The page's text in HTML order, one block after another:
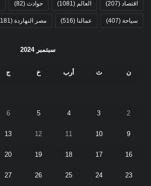
اقتصاد (207) العالم (1081) حوادث (82)
سياحة (407) عمالنا (516) مصر النهاردة (1181)
سبتمبر 2024
ن ث أرب خ ج
2
3
4
5
6
9
10
11
12
13
16
17
18
19
20
23
24
25
26
27